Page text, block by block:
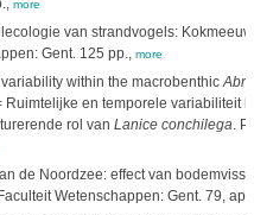
more
van strandvogels:
Gent. 125 pp., more
within the macrobenthic
Ruimtelijke en temporele variabiliteit
rol van Lanice conchilega.
de Noordzee: effect van
Wetenschappen: Gent. 79,